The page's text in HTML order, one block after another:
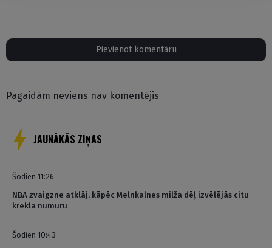
Pievienot komentāru
Pagaidām neviens nav komentējis
JAUNĀKĀS ZIŅAS
Šodien 11:26
NBA zvaigzne atklāj, kāpēc Melnkalnes milža dēļ izvēlējās citu
krekla numuru
Šodien 10:43